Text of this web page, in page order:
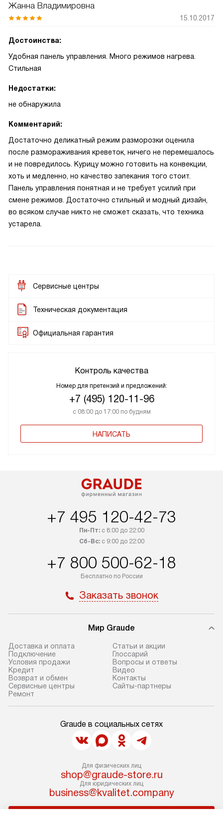
Жанна Владимировна
15.10.2017
Достоинства:
Удобная панель управления. Много режимов нагрева.
Стильная
Недостатки:
не обнаружила
Комментарий:
Достаточно деликатный режим разморозки оценила
после размораживания креветок, ничего не перемешалось
и не повредилось. Курицу можно готовить на конвекции,
хоть и медленно, но качество запекания того стоит.
Панель управления понятная и не требует усилий при
смене режимов. Достаточно стильный и модный дизайн,
во всяком случае никто не сможет сказать, что техника
устарела.
Сервисные центры
Техническая документация
Официальная гарантия
Контроль качества
Номер для претензий и предложений:
+7 (495) 120-11-96
с 08:00 до 17:00 по будням
НАПИСАТЬ
+7 495 120-42-73
Пн-Пт:с 8:00 до 22:00
Сб-Вс:с 9:00 до 22:00
+7 800 500-62-18
Бесплатно по России
Заказать звонок
Мир Graude
Доставка и оплата
Подключение
Условия продажи
Кредит
Возврат и обмен
Сервисные центры
Ремонт
Статьи и акции
Глоссарий
Вопросы и ответы
Видео
Контакты
Сайты-партнеры
Graude в социальных сетях
Для физических лиц
shop@graude-store.ru
Для юридических лиц
business@kvalitet.company